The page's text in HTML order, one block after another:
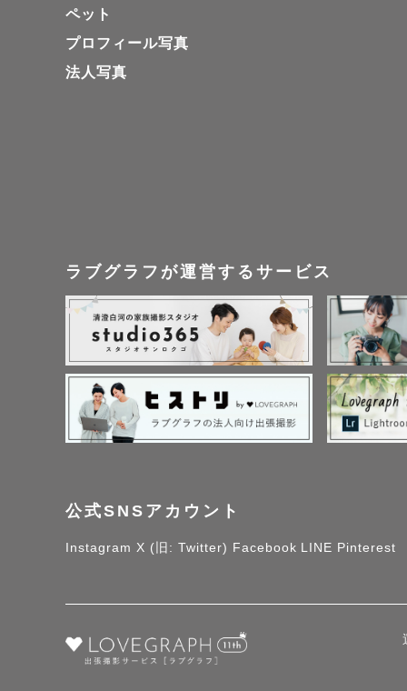
ペット
プロフィール写真
法人写真
ラブグラフが運営するサービス
公式SNSアカウント
Instagram X (旧: Twitter) Facebook LINE Pinterest